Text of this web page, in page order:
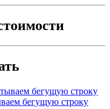
бегущую строку